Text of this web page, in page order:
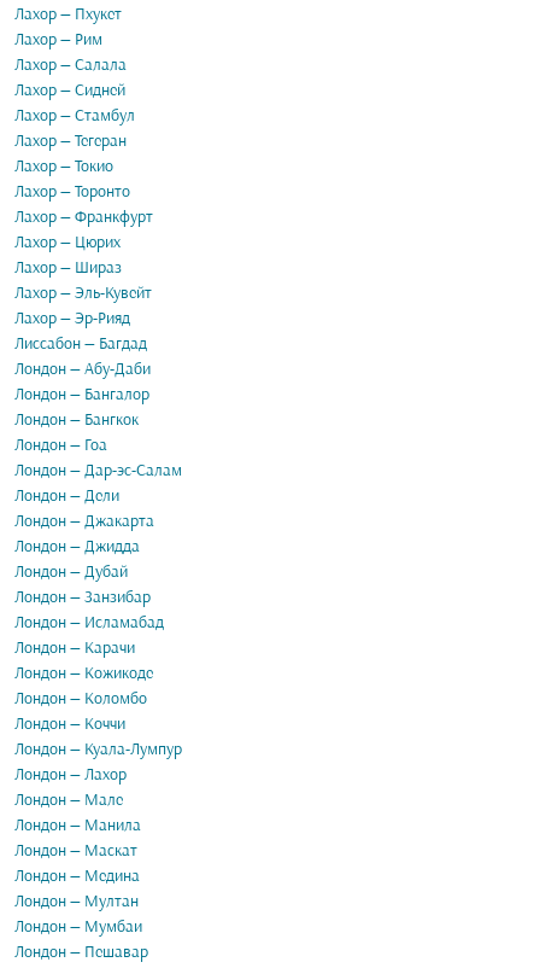
Лахор — Пхукет
Лахор — Рим
Лахор — Салала
Лахор — Сидней
Лахор — Стамбул
Лахор — Тегеран
Лахор — Токио
Лахор — Торонто
Лахор — Франкфурт
Лахор — Цюрих
Лахор — Шираз
Лахор — Эль-Кувейт
Лахор — Эр-Рияд
Лиссабон — Багдад
Лондон — Абу-Даби
Лондон — Бангалор
Лондон — Бангкок
Лондон — Гоа
Лондон — Дар-эс-Салам
Лондон — Дели
Лондон — Джакарта
Лондон — Джидда
Лондон — Дубай
Лондон — Занзибар
Лондон — Исламабад
Лондон — Карачи
Лондон — Кожикоде
Лондон — Коломбо
Лондон — Коччи
Лондон — Куала-Лумпур
Лондон — Лахор
Лондон — Мале
Лондон — Манила
Лондон — Маскат
Лондон — Медина
Лондон — Мултан
Лондон — Мумбаи
Лондон — Пешавар